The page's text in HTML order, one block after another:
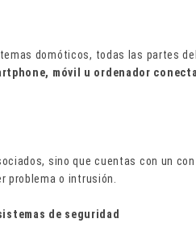
domóticos, todas las partes
móvil u ordenador
sino que cuentas con un
problema o intrusión.
de seguridad